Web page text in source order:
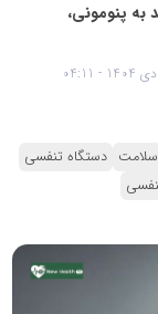
پنومونی،
دستگاه‌ تنفسی